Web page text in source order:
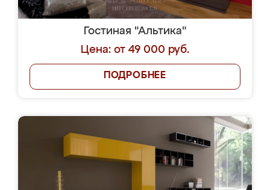
Гостиная "Альтика"
Цена: от 49 000 руб.
ПОДРОБНЕЕ